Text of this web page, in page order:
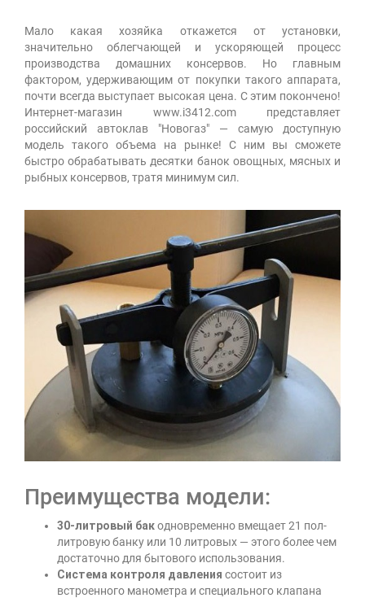
Мало какая хозяйка откажется от установки,
значительно облегчающей и ускоряющей процесс
производства домашних консервов. Но главным
фактором, удерживающим от покупки такого аппарата,
почти всегда выступает высокая цена. С этим покончено!
Интернет-магазин www.i3412.com представляет
российский автоклав "Новогаз" — самую доступную
модель такого объема на рынке! С ним вы сможете
быстро обрабатывать десятки банок овощных, мясных и
рыбных консервов, тратя минимум сил.
Преимущества модели:
30-литровый бакодновременно вмещает 21 пол-
литровую банку или 10 литровых — этого более чем
достаточно для бытового использования.
Система контроля давления состоит из
встроенного манометра и специального клапана